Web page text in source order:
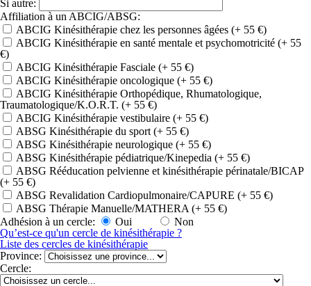
Si autre:
Affiliation à un ABCIG/ABSG:
ABCIG Kinésithérapie chez les personnes âgées (+ 55 €)
ABCIG Kinésithérapie en santé mentale et psychomotricité (+ 55
€)
ABCIG Kinésithérapie Fasciale (+ 55 €)
ABCIG Kinésithérapie oncologique (+ 55 €)
ABCIG Kinésithérapie Orthopédique, Rhumatologique,
Traumatologique/K.O.R.T. (+ 55 €)
ABCIG Kinésithérapie vestibulaire (+ 55 €)
ABSG Kinésithérapie du sport (+ 55 €)
ABSG Kinésithérapie neurologique (+ 55 €)
ABSG Kinésithérapie pédiatrique/Kinepedia (+ 55 €)
ABSG Rééducation pelvienne et kinésithérapie périnatale/BICAP
(+ 55 €)
ABSG Revalidation Cardiopulmonaire/CAPURE (+ 55 €)
ABSG Thérapie Manuelle/MATHERA (+ 55 €)
Adhésion à un cercle:
Oui
Non
Qu’est-ce qu'un cercle de kinésithérapie ?
Liste des cercles de kinésithérapie
Province:
Cercle: